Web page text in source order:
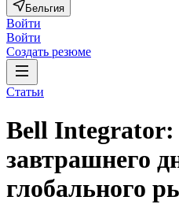
Бельгия
Войти
Войти
Создать резюме
Статьи
Bell Integrator:
завтрашнего
глобального